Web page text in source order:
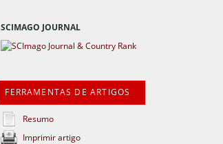
SCIMAGO JOURNAL
FERRAMENTAS DE ARTIGOS
Resumo
Imprimir artigo